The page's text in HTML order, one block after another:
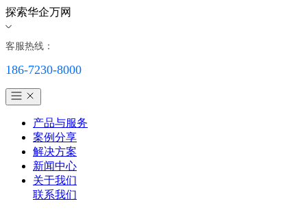
探索华企万网
客服热线：
186-7230-8000
产品与服务
案例分享
解决方案
新闻中心
关于我们
联系我们